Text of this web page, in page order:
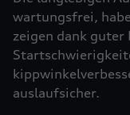
wartungsfrei,
zeigen dank
auslaufsicher.